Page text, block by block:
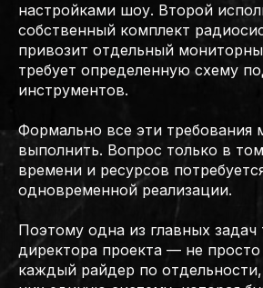
настройками шоу. Второй
собственный комплект
привозит отдельный
требует определенную схему
инструментов.
Формально все эти требования
выполнить. Вопрос только в
времени и ресурсов
одновременной реализации.
Поэтому одна из главных задач
директора проекта — не
каждый райдер по отдельности,